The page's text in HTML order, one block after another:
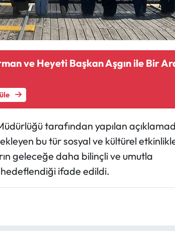
ve Heyeti Başkan Aşgın ile Bir
tarafından yapılan
bu tür sosyal ve kültürel
geleceğe daha bilinçli ve umutla
hedeflendiği ifade edildi.